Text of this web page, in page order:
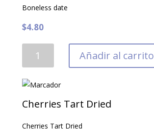
Boneless date
$4.80
Añadir al carrito
Cherries Tart Dried
Cherries Tart Dried